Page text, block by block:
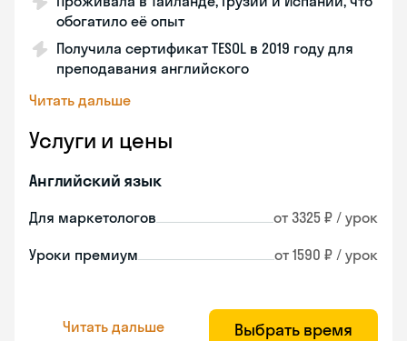
обогатило её опыт
Получила сертификат TESOL в 2019 году для
преподавания английского
Читать дальше
Услуги и цены
Английский язык
Для маркетологов от 3325 ₽ / урок
Уроки премиум от 1590 ₽ / урок
Читать дальше Выбрать время